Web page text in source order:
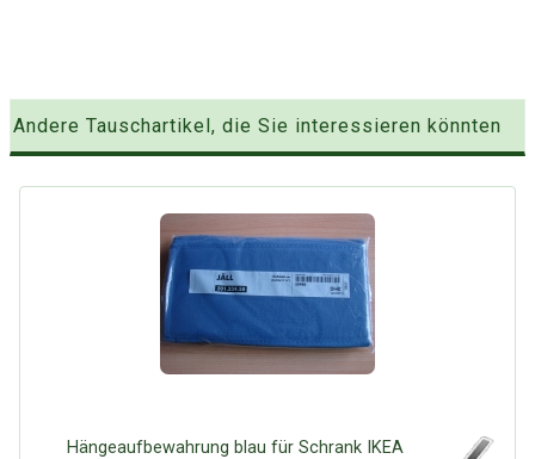
Andere Tauschartikel, die Sie interessieren könnten
Hängeaufbewahrung blau für Schrank IKEA